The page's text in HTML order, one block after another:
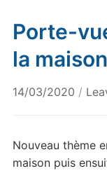
Porte-
la
14/03/2020 /
Nouveau thème
maison puis